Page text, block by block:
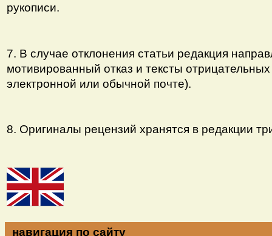
рукописи.
7. В случае отклонения статьи редакция
мотивированный отказ и тексты
электронной или обычной почте).
8. Оригиналы рецензий хранятся в редакции
навигация по сайту